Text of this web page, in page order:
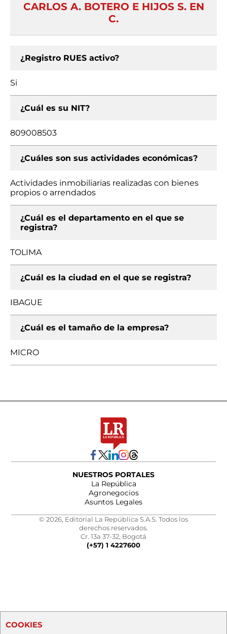
CARLOS A. BOTERO E HIJOS S. EN
C.
¿Registro RUES activo?
Si
¿Cuál es su NIT?
809008503
¿Cuáles son sus actividades económicas?
Actividades inmobiliarias realizadas con bienes
propios o arrendados
¿Cuál es el departamento en el que se
registra?
TOLIMA
¿Cuál es la ciudad en el que se registra?
IBAGUE
¿Cuál es el tamaño de la empresa?
MICRO
NUESTROS PORTALES
La República
Agronegocios
Asuntos Legales
© 2026, Editorial La República S.A.S. Todos los
derechos reservados.
Cr. 13a 37-32, Bogotá
(+57) 1 4227600
COOKIES